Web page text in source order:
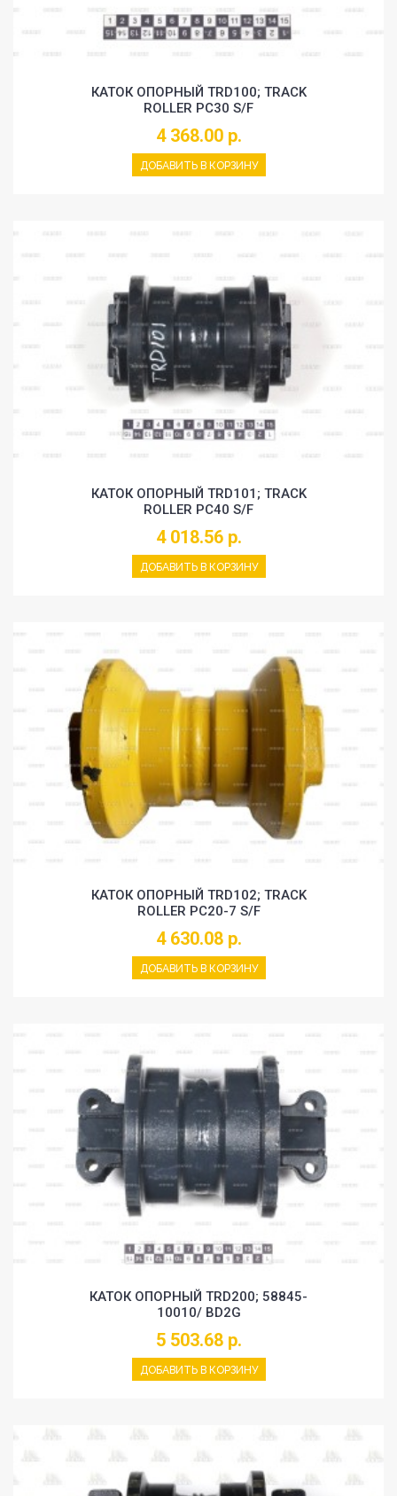
КАТОК ОПОРНЫЙ TRD100; TRACK
ROLLER PC30 S/F
4 368.00 р.
ДОБАВИТЬ В КОРЗИНУ
КАТОК ОПОРНЫЙ TRD101; TRACK
ROLLER PC40 S/F
4 018.56 р.
ДОБАВИТЬ В КОРЗИНУ
КАТОК ОПОРНЫЙ TRD102; TRACK
ROLLER PC20-7 S/F
4 630.08 р.
ДОБАВИТЬ В КОРЗИНУ
КАТОК ОПОРНЫЙ TRD200; 58845-
10010/ BD2G
5 503.68 р.
ДОБАВИТЬ В КОРЗИНУ